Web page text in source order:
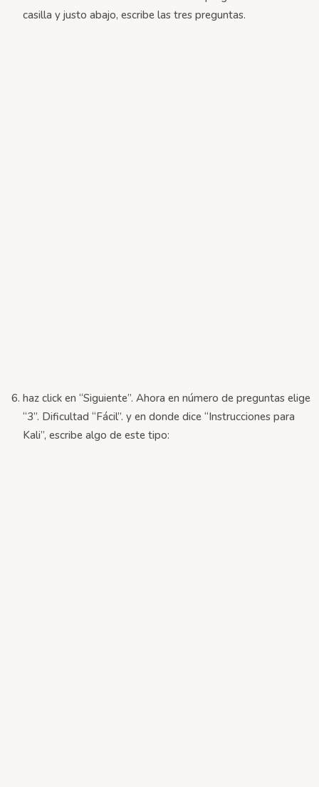
casilla y justo abajo, escribe las tres preguntas.
haz click en “Siguiente”. Ahora en número de preguntas elige
“3”. Dificultad “Fácil”. y en donde dice “Instrucciones para
Kali”, escribe algo de este tipo: